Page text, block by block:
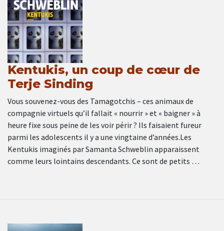
Kentukis, un coup de cœur de
Terje Sinding
Vous souvenez-vous des Tamagotchis – ces animaux de
compagnie virtuels qu’il fallait « nourrir » et « baigner » à
heure fixe sous peine de les voir périr ? Ils faisaient fureur
parmi les adolescents il y a une vingtaine d’années.Les
Kentukis imaginés par Samanta Schweblin apparaissent
comme leurs lointains descendants. Ce sont de petits …